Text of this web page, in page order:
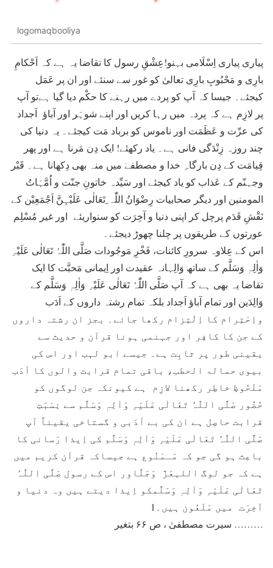
logomaqbooliya
پیاری پیاری اِسْلَامی بہنو!عِشْقِ رسول کا تقاضا یہ ہے کہ اَحْکامِ
بارِی و مَحْبُوبِ بارِی تعالیٰ کو غور سے سنئے اور ان پر عَمَل
کیجئے۔ جیسا کہ آپ کو پردے میں رہنے کا حکْم دیا گیا ہےتو آپ
پر لازِم ہے کہ پردہ میں رہا کریں اور اپنے شوہَر اور آباؤ اَجداد
کی عزّت و عَظَمَت اور ناموس کو برباد مَت کیجئے۔ یہ دنیا کی
چند روزہ زِنْدَگی فانی ہے۔ یاد رکھئے! ایک دِن مَرنا ہے اور پھر
قِیامَت کے دِن بارگاہِ خدا و مصطفےٰ میں منہ بھی دِکھانا ہے۔ قَبْر
وجہنّم کے عَذاب کو یاد کیجئے اور سَیِّدہ خاتونِ جنّت و اُمَّہَاتُ
المومنین اور دیگر صحابیات رِضْوَانُ اللّٰہ ِتَعَالٰی عَلَیْہِنَّ اَجْمَعِیْن کے
نَقْشِ قَدَم پرچل کر اپنی دنیا و آخِرَت کو سنواریئے اور غیر مُسْلِم
عورتوں کے طریقوں پر چلنا چھوڑ دیجئے۔
اس کے عِلاوہ سرورِ کائنات، فَخْرِ مَوجُودات صَلَّی اللّٰہُ تَعَالٰی عَلَیْہِ
وَاٰلِہٖ وَسَلَّم کے ساتھ وَالِہانہ عقیدت اور اِیمانی مَحبَّت کا ایک
تقاضا یہ بھی ہے کہ آپ صَلَّی اللّٰہُ تَعَالٰی عَلَیْہِ وَاٰلِہٖ وَسَلَّم کے
وَالِدَین اور تمام آباؤ اَجداد بلکہ تمام رشتہ داروں کے اَدَب
واِحْتِرام کا اِلْتِزام رکھا جائے۔ بجز ان رشتہ داروں
کے جن کا کافِر اور جہنمی ہونا قرآن و حدیث سے
یقینی طور پر ثابِت ہے۔ جیسے ابو لہب اور اس کی
بیوی حمالۃ الحطب، باقی تمام قرابت والوں کا اَدَب
مَلْحُوظِ خاطِر رکھنا لازِم ہے کیونکہ جن لوگوں کو
حُضُور صَلَّی اللّٰہُ تَعَالٰی عَلَیْہِ وَاٰلِہٖ وَسَلَّم سے نِسْبَتِ
قرابت حاصِل ہے ان کی بے اَدَبی و گستاخی یقیناً آپ
صَلَّی اللّٰہُ تَعَالٰی عَلَیْہِ وَاٰلِہٖ وَسَلَّم کی اِیذا رَسانی کا
باعِث ہو گی جو کہ مَـمْنُوع ہے جیساکہ قرآن کریم میں
ہے کہ جو لوگ اللہعَزَّ وَجَلَّاور اس کے رسول صَلَّی اللّٰہُ
تَعَالٰی عَلَیْہِ وَاٰلِہٖ وَسَلَّمکو اِیذا دیتے ہیں وہ دنیا و
آخِرَت میں مَلْعُون ہیں۔1
……… سیرت مصطفیٰ ، ص ۶۶ بتغیر